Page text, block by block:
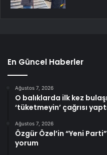
En Güncel Haberler
Ağustos 7, 2026
O balıklarda ilk kez
‘tüketmeyin’ çağrısı
Ağustos 7, 2026
Özgür Özel’in “Yeni
yorum